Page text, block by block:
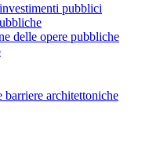
pubblici
delle opere pubbliche
architettoniche